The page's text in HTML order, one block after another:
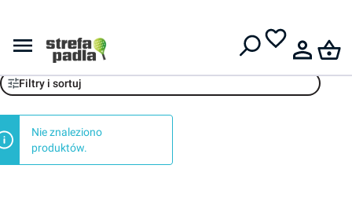
Tennis Tutor
Filtry i sortuj
Nie znaleziono
produktów.